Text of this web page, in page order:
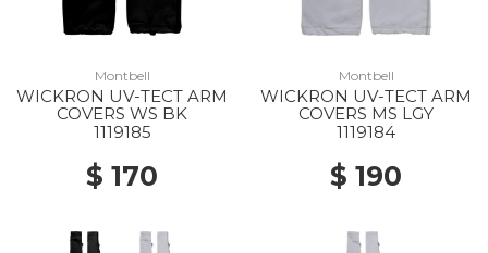
Montbell
WICKRON UV-TECT ARM
COVERS WS BK
1119185
$ 170
Montbell
WICKRON UV-TECT ARM
COVERS MS LGY
1119184
$ 190